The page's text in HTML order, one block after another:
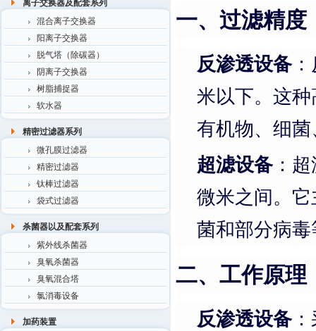
离子交换器及配套系列
混合离子交换器
阳离子交换器
脱气塔（除碳器）
阴离子交换器
树脂捕捉器
软水器
精密过滤器系列
微孔膜过滤器
精密过滤器
钛棒过滤器
袋式过滤器
杀菌器以及配套系列
紫外线杀菌器
臭氧杀菌器
臭氧混合塔
氯消毒设备
加药装置
一、过滤精度
反渗透设备：
米以下。这
有机物、细
超滤设备：超
微米之间。
菌和部分病毒
二、工作原理
反渗透设备：